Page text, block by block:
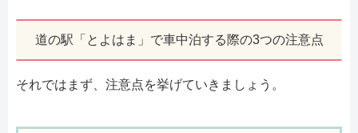
道の駅「とよはま」で車中泊する際の3つの注意点
それではまず、注意点を挙げていきましょう。